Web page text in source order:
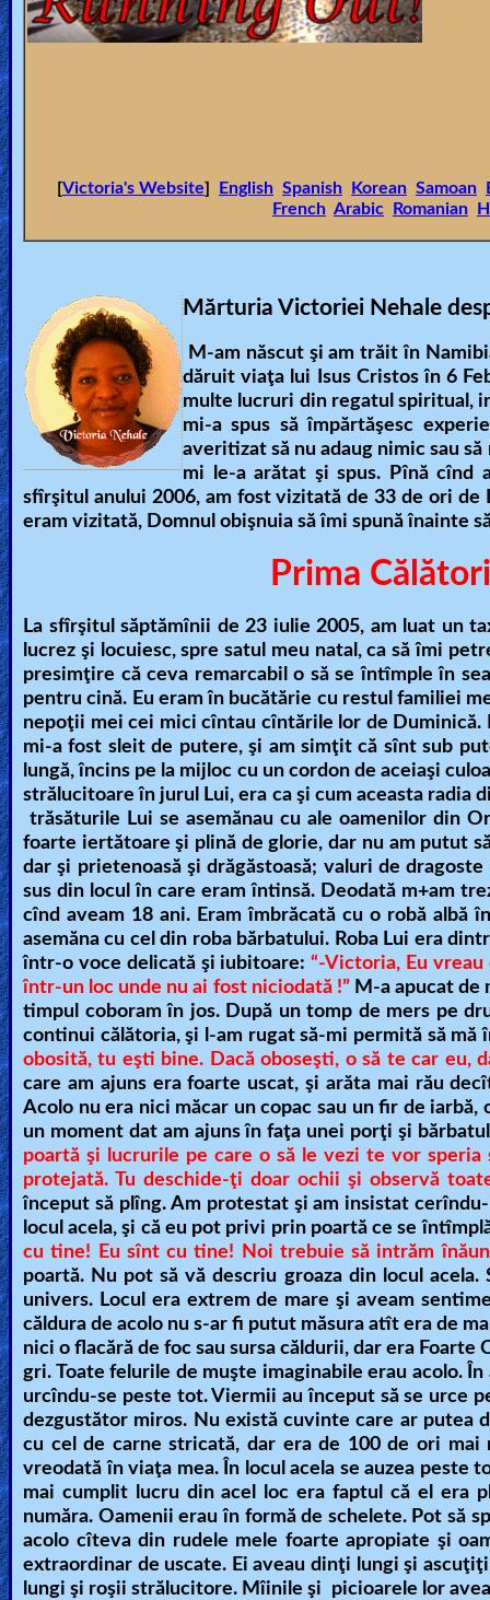
🎞
X-
X-
Muslim
MP3
Bible
🎞
Bible
🎞
Gospel
Videos
🎞
Godly
Movies
🎞
CBN
Videos
🎞
Kids
Videos
🎞
Worship
Music
🎞
Vids
for
New
Believers
Heaven
Hell
[Victoria's Website] English Spanish Korean Samoan
French Arabic Romanian
Mărturia Victoriei Nehale
M-am născut şi am trăit în
dăruit viaţa lui Isus Cristos în 6
multe lucruri din regatul spiritual,
mi-a spus să împărtăşesc
averitizat să nu adaug nimic sau
mi le-a arătat şi spus. Pînă cînd
sfîrşitul anului 2006, am fost vizitată de 33 de ori de
eram vizitată, Domnul obişnuia să îmi spună înainte
Prima
La sfîrşitul săptămînii de 23 iulie 2005, am luat un
lucrez şi locuiesc, spre satul meu natal, ca să îmi
presimţire că ceva remarcabil o să se întîmple în
pentru cină. Eu eram în bucătărie cu restul familiei
nepoţii mei cei mici cîntau cîntările lor de
mi-a fost sleit de putere, şi am simţit că sînt sub
lungă, încins pe la mijloc cu un cordon de aceiaşi
strălucitoare în jurul Lui, era ca şi cum aceasta radia
trăsăturile Lui se asemănau cu ale oamenilor din
foarte iertătoare şi plină de glorie, dar nu am putut
dar şi prietenoasă şi drăgăstoasă; valuri de
sus din locul în care eram întinsă. Deodată m+am
cînd aveam 18 ani. Eram îmbrăcată cu o robă albă
asemăna cu cel din roba bărbatului. Roba Lui era
într-o voce delicată şi iubitoare:“-Victoria, Eu
într-un loc unde nu ai fost niciodată !” M-a apucat de
timpul coboram în jos. După un tomp de mers pe
continui călătoria, şi l-am rugat să-mi permită să
obosită, tu eşti bine. Dacă oboseşti, o să te car eu,
care am ajuns era foarte uscat, şi arăta mai rău
Acolo nu era nici măcar un copac sau un fir de
un moment dat am ajuns în faţa unei porţi şi
poartă şi lucrurile pe care o să le vezi te vor
protejată. Tu deschide-ţi doar ochii şi observă
început să plîng. Am protestat şi am insistat
locul acela, şi că eu pot privi prin poartă ce se
cu tine! Eu sînt cu tine! Noi trebuie să intrăm
poartă. Nu pot să vă descriu groaza din locul
univers. Locul era extrem de mare şi aveam
căldura de acolo nu s-ar fi putut măsura atît era de
nici o flacără de foc sau sursa căldurii, dar era
gri. Toate felurile de muşte imaginabile erau acolo.
urcîndu-se peste tot. Viermii au început să se urce
dezgustător miros. Nu există cuvinte care ar putea
cu cel de carne stricată, dar era de 100 de ori
vreodată în viaţa mea. În locul acela se auzea peste
mai cumplit lucru din acel loc era faptul că el era
număra. Oamenii erau în formă de schelete. Pot să
acolo cîteva din rudele mele foarte apropiate şi
extraordinar de uscate. Ei aveau dinţi lungi şi
lungi şi roşii strălucitore. Mîinile şi picioarele lor